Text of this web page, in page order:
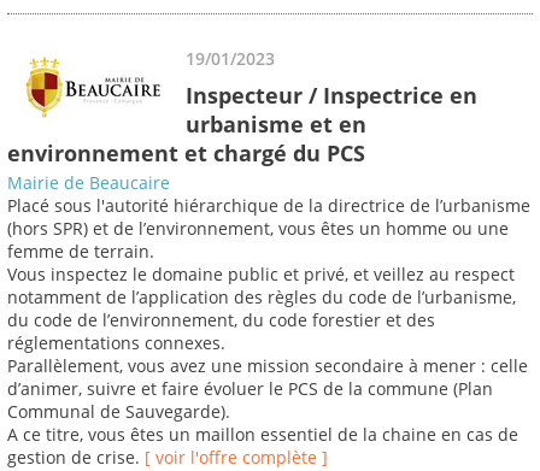
19/01/2023
Inspecteur / Inspectrice en
urbanisme et en
environnement et chargé du PCS
Mairie de Beaucaire
Placé sous l'autorité hiérarchique de la directrice de l’urbanisme
(hors SPR) et de l’environnement, vous êtes un homme ou une
femme de terrain.
Vous inspectez le domaine public et privé, et veillez au respect
notamment de l’application des règles du code de l’urbanisme,
du code de l’environnement, du code forestier et des
réglementations connexes.
Parallèlement, vous avez une mission secondaire à mener : celle
d’animer, suivre et faire évoluer le PCS de la commune (Plan
Communal de Sauvegarde).
A ce titre, vous êtes un maillon essentiel de la chaine en cas de
gestion de crise. [ voir l'offre complète ]